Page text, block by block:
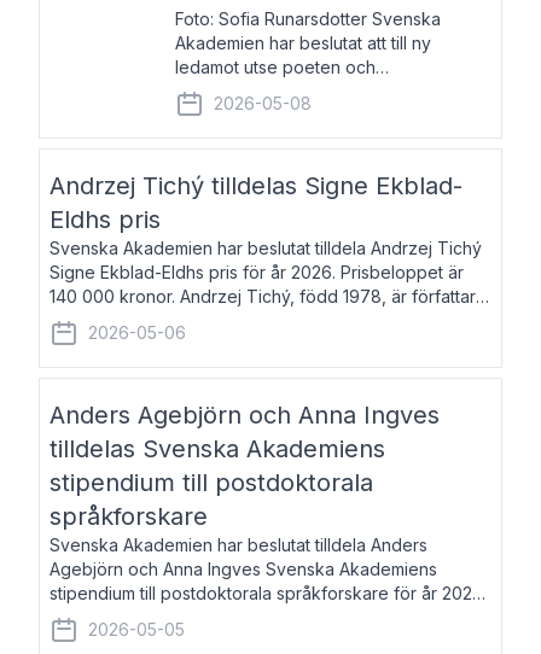
Foto: Sofia Runarsdotter Svenska
Akademien har beslutat att till ny
ledamot utse poeten och
litteraturkritikern Anna Hallberg. Hon
efterträder poeten Tua Forsström på
stol 18 och kommer att ta sitt inträde vid
2026-05-08
Andrzej Tichý tilldelas Signe Ekblad-
Eldhs pris
Svenska Akademien har beslutat tilldela Andrzej Tichý
Signe Ekblad-Eldhs pris för år 2026. Prisbeloppet är
140 000 kronor. Andrzej Tichý, född 1978, är författare
och kulturskribent. Han debuterade 2005 med den
lovordade romanen Sex liter l
2026-05-06
Anders Agebjörn och Anna Ingves
tilldelas Svenska Akademiens
stipendium till postdoktorala
språkforskare
Svenska Akademien har beslutat tilldela Anders
Agebjörn och Anna Ingves Svenska Akademiens
stipendium till postdoktorala språkforskare för år 2026.
Stipendiebeloppet är 75 000 kronor per mottagare.
Anders Agebjörn, född 1984, är universitet
2026-05-05